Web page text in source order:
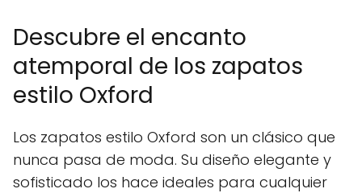
Descubre el encanto
atemporal de los zapatos
estilo Oxford
Los zapatos estilo Oxford son un clásico que
nunca pasa de moda. Su diseño elegante y
sofisticado los hace ideales para cualquier